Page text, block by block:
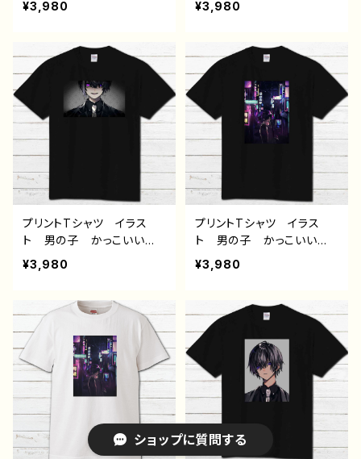
モい 病みかわいい メン
ア ツートンカラー 黒
髪 白髪 銀髪 タイトス
カート 生足 絶対領域
ネコミミ風 猫耳風 メン
ズ レディース おしゃ
袖シャツ デザイン コラ
ボ オリジナル デザイ
ン グッズ タイトル：黒野
京デザイン36 作：黒野京
¥3,980
モい 病みかわいい メン
ア ツートンカラー 黒
髪 白髪 銀髪 タイトス
カート 生足 ネコミミ
風 猫耳風 メンズ レデ
ィース おしゃれ 個性
的 おすすめ 人気 イラ
ツ デザイン コラボ オ
リジナル デザイン グッ
ズ タイトル：黒野京デザイ
ン35 作：黒野京
¥3,980
プリントTシャツ イラス
ト 男の子 かっこいい
イケメン 少年 おしゃ
れ エモい 病みかわい
黒髪 メッシュ 白髪 銀
髪 スーツ ピアス メン
ズ レディース おしゃ
れ 個性的 おすすめ 人
気 イラストレーター 絵
師 クリエイター 黒 半
袖シャツ デザイン コラ
ボ オリジナル デザイ
ン グッズ タイトル：黒野
¥3,980
プリントTシャツ イラス
ト 男の子 かっこいい
イケメン 少年 おしゃ
れ エモい 病みかわい
黒髪 スーツ ピアス 綺
麗 風景 夜景 美しい
景色 メンズ レディー
ス おしゃれ 個性的 お
すすめ 人気 イラストレ
ーター 絵師 クリエイタ
イン コラボ オリジナ
ル デザイン グッズ タイ
¥3,980
ショップに質問する